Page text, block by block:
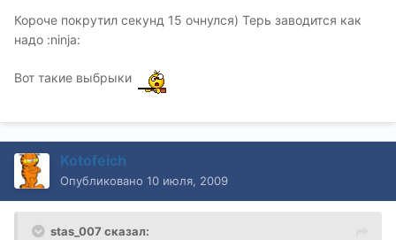
Короче покрутил секунд 15 очнулся) Терь заводится как
надо :ninja:
Вот такие выбрыки
Kotofeich
Опубликовано 10 июля, 2009
stas_007 сказал: